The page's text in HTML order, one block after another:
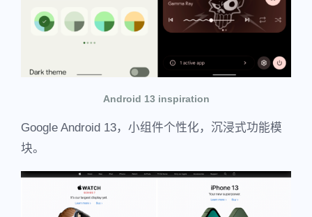
Android 13 inspiration
Google Android 13，小组件个性化，沉浸式功能模
块。